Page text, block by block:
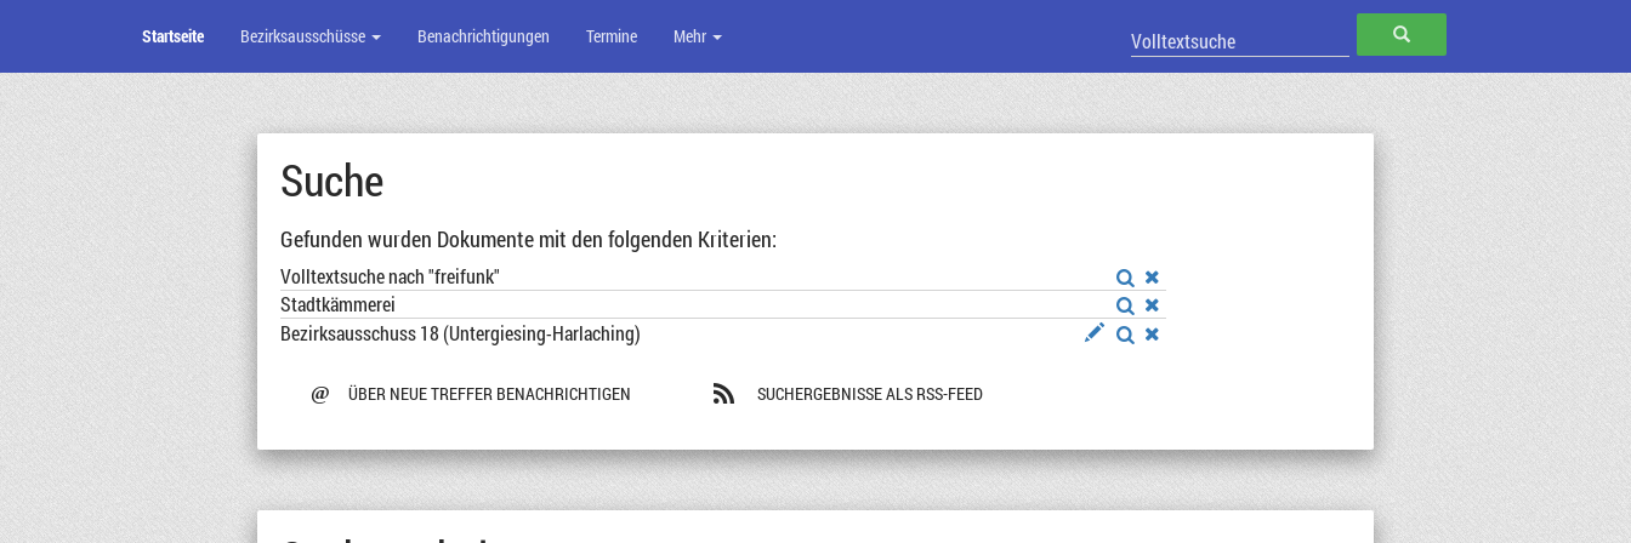
Zum
Seiteninhalt
SUCHEN
Startseite Bezirksausschüsse Benachrichtigungen Termine Mehr
Suche
Gefunden wurden Dokumente mit den folgenden Kriterien:
Volltextsuche nach "freifunk"
Stadtkämmerei
Bezirksausschuss 18 (Untergiesing-Harlaching)
@ ÜBER NEUE TREFFER BENACHRICHTIGEN SUCHERGEBNISSE ALS RSS-FEED